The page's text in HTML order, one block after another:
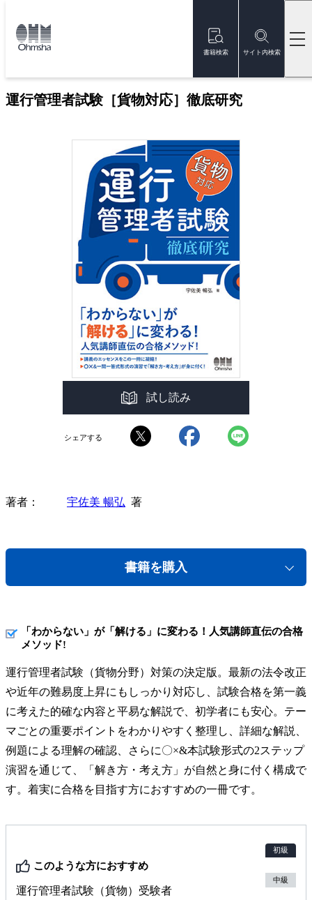
書籍検索 サイト内検索
トップ
運行管理者試験［貨物対応］徹底研究
試し読み
シェアする
著者 宇佐美 暢弘 著
書籍を購入
「わからない」が「解ける」に変わる！人気講師直伝の合格
メソッド!
運行管理者試験（貨物分野）対策の決定版。最新の法令改正
や近年の難易度上昇にもしっかり対応し、試験合格を第一義
に考えた的確な内容と平易な解説で、初学者にも安心。テー
マごとの重要ポイントをわかりやすく整理し、詳細な解説、
例題による理解の確認、さらに〇×&本試験形式の2ステップ
演習を通じて、「解き方・考え方」が自然と身に付く構成で
す。着実に合格を目指す方におすすめの一冊です。
このような方におすすめ
運行管理者試験（貨物）受験者
初級
中級